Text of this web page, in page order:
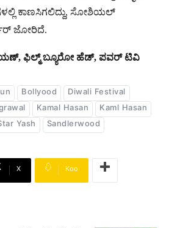
ಕಾಣಸಿಗಲಿದ್ದು, ಸೋಶಿಯಲ್
ಜೋರಿದೆ.
ಫಿಲ್ಮ್ ಬ್ಯೂರೋ ಹೆಡ್, ಪವರ್ ಟಿವಿ
Bollyood
Diwali Festival
Kamal Hasan
Kaml Hasan
Yash
Sandlerwood
X Koo